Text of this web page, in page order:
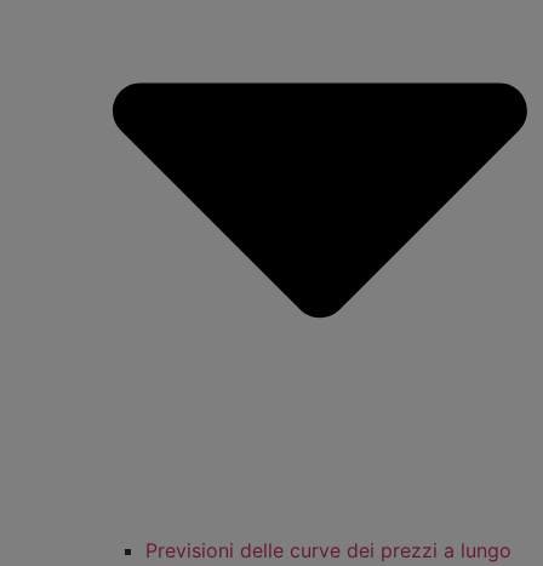
Previsioni delle curve dei prezzi a lungo